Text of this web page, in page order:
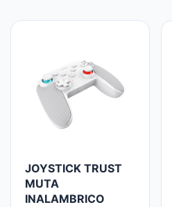
JOYSTICK TRUST
MUTA
INALAMBRICO